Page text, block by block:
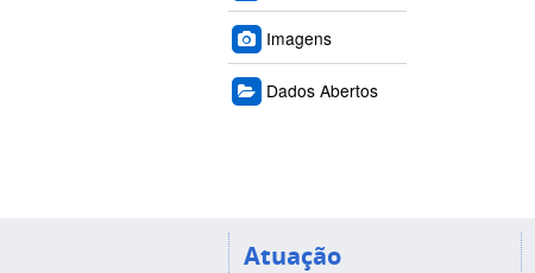
Imagens
Dados Abertos
Atuação